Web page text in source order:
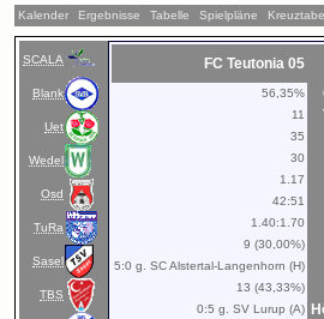
Kalender Ergebnisse Tabelle Spielpläne
SCALA
Blank
Uet
Wedel
Osd
TuRa
Sasel
TBS
FC Teutonia 05
56,35%
11
35
30
1.17
42:51
1.40:1.70
9 (30,00%)
5:0 g. SC Alstertal-Langenhorn (H)
13 (43,33%)
0:5 g. SV Lurup (A)